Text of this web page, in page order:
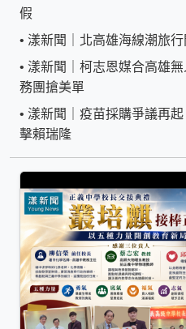
假
• 漾新聞｜北高雄海線潮旅
• 漾新聞｜柯志恩媒合高雄
務團搶美單
• 漾新聞｜疫苗採購爭議再
擊賴瑞隆